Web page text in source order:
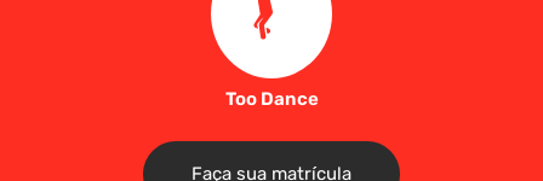
Too Dance
Faça sua matrícula